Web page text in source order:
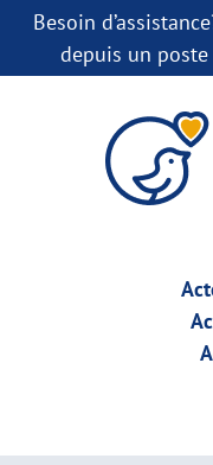
Besoin
depuis un